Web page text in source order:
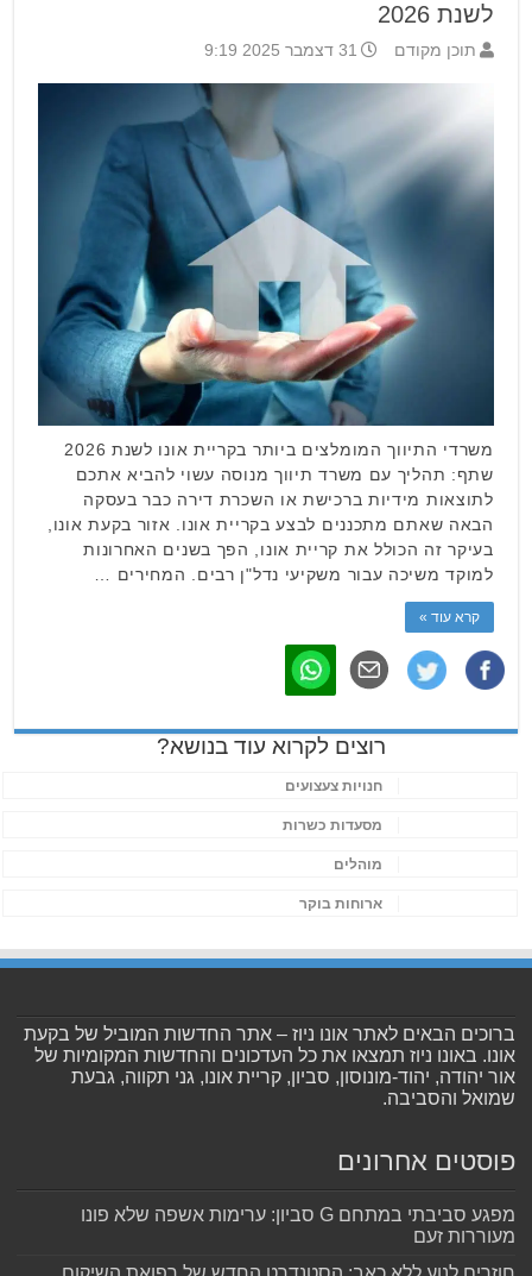
לשנת 2026
תוכן מקודם 31 דצמבר 2025 9:19
משרדי התיווך המומלצים ביותר בקריית אונו לשנת 2026
שתף: תהליך עם משרד תיווך מנוסה עשוי להביא אתכם
לתוצאות מידיות ברכישת או השכרת דירה כבר בעסקה
הבאה שאתם מתכננים לבצע בקריית אונו. אזור בקעת אונו,
בעיקר זה הכולל את קריית אונו, הפך בשנים האחרונות
למוקד משיכה עבור משקיעי נדל"ן רבים. המחירים …
קרא עוד »
רוצים לקרוא עוד בנושא?
חנויות צעצועים
מסעדות כשרות
מוהלים
ארוחות בוקר
ברוכים הבאים לאתר אונו ניוז – אתר החדשות המוביל של בקעת
אונו. באונו ניוז תמצאו את כל העדכונים והחדשות המקומיות של
אור יהודה, יהוד-מונוסון, סביון, קריית אונו, גני תקווה, גבעת
שמואל והסביבה.
פוסטים אחרונים
מפגע סביבתי במתחם G סביון: ערימות אשפה שלא פונו
מעוררות זעם